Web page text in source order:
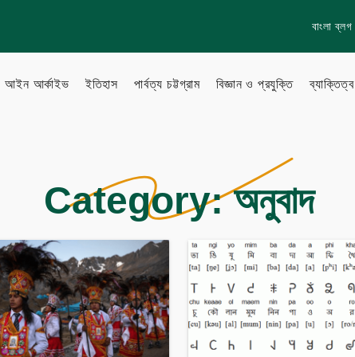
Blog
Archive
Learn more
About Us
Privacy policy
Terms & Conditions
Sitemap
Follow Us
বাংলা ব্লগ
আইন আর্কাইভ ইতিহাস পার্বত্য চট্টগ্রাম বিজ্ঞান ও প্রযুক্তি ব্যাক্তিত্ব
Category:অনুবাদ